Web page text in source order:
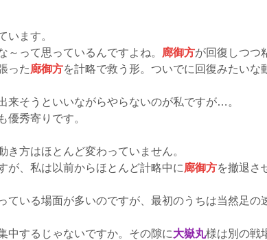
います。
～って思っているんですよね。 廊御方が回復しつつ
った廊御方を計略で救う形。ついでに回復みたいな
来そうといいながらやらないのが私ですが…。
優秀寄りです。
方はほとんど変わっていません。
が、私は以前からほとんど計略中に廊御方を撤退さ
ている場面が多いのですが、最初のうちは当然足の
中するじゃないですか。その隙に大嶽丸様は別の戦